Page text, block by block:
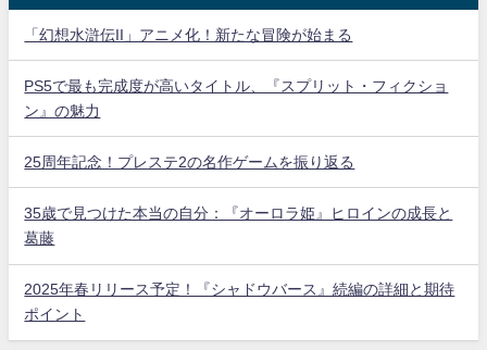
「幻想水滸伝II」アニメ化！新たな冒険が始まる
PS5で最も完成度が高いタイトル、『スプリット・フィクショ
ン』の魅力
25周年記念！プレステ2の名作ゲームを振り返る
35歳で見つけた本当の自分：『オーロラ姫』ヒロインの成長と
葛藤
2025年春リリース予定！『シャドウバース』続編の詳細と期待
ポイント